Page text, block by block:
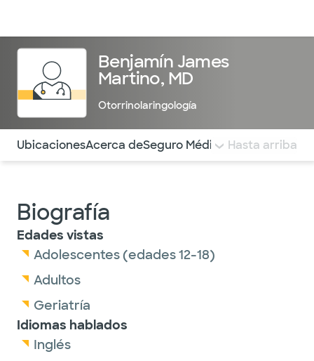
Benjamín James
Martino, MD
Otorrinolaringología
Utilice esta navegación para saltar rápidamente a
UbicacionesAcerca deSeguro Médico COMENTARIOS
Hasta arriba
Biografía
Edades vistas
Adolescentes (edades 12-18)
Adultos
Geriatría
Idiomas hablados
Inglés